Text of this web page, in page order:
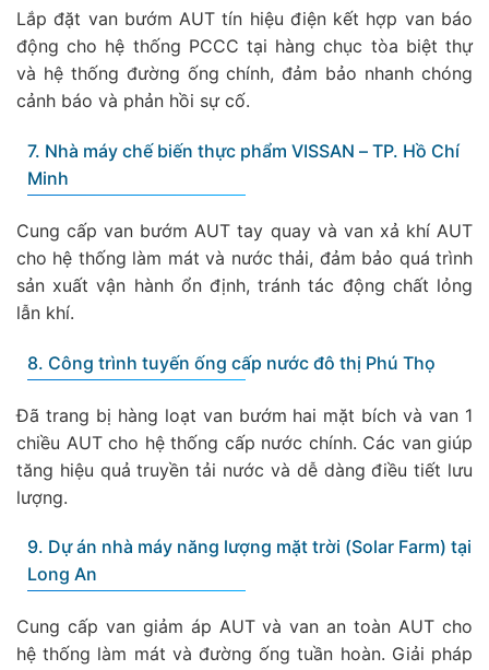
Lắp đặt van bướm AUT tín hiệu điện kết hợp van báo
động cho hệ thống PCCC tại hàng chục tòa biệt thự
và hệ thống đường ống chính, đảm bảo nhanh chóng
cảnh báo và phản hồi sự cố.
7. Nhà máy chế biến thực phẩm VISSAN – TP. Hồ Chí
Minh
Cung cấp van bướm AUT tay quay và van xả khí AUT
cho hệ thống làm mát và nước thải, đảm bảo quá trình
sản xuất vận hành ổn định, tránh tác động chất lỏng
lẫn khí.
8. Công trình tuyến ống cấp nước đô thị Phú Thọ
Đã trang bị hàng loạt van bướm hai mặt bích và van 1
chiều AUT cho hệ thống cấp nước chính. Các van giúp
tăng hiệu quả truyền tải nước và dễ dàng điều tiết lưu
lượng.
9. Dự án nhà máy năng lượng mặt trời (Solar Farm) tại
Long An
Cung cấp van giảm áp AUT và van an toàn AUT cho
hệ thống làm mát và đường ống tuần hoàn. Giải pháp